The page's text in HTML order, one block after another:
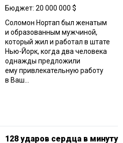
Бюджет: 20 000 000 $
Соломон Нортап был женатым
и образованным мужчиной,
который жил и работал в штате
Нью-Йорк, когда два человека
однажды предложили
ему привлекательную работу
в Ваш...
128 ударов сердца в минуту